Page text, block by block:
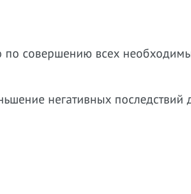
по совершению всех
негативных последствий